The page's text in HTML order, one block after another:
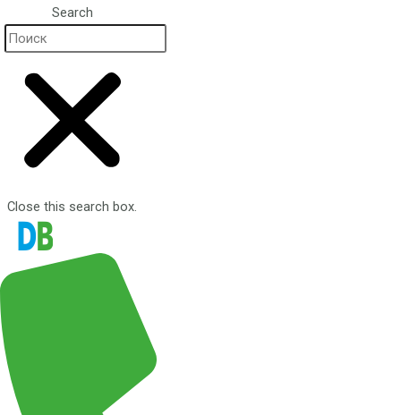
Search
Close this search box.